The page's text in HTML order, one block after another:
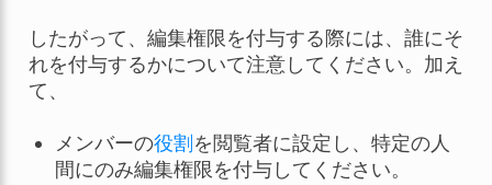
したがって、編集権限を付与する際には、誰にそ
れを付与するかについて注意してください。加え
て、
メンバーの役割を閲覧者に設定し、特定の人
間にのみ編集権限を付与してください。